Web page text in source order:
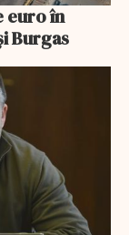
euro în
Burgas